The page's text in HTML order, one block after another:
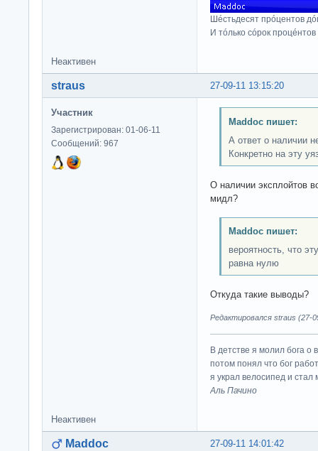
Шéстьдесят прóцентов
И тóлько сóрок
Неактивен
27-09-11 13:15:20
straus
Участник
Зарегистрирован: 01-06-11
Сообщений: 967
Maddoc пишет:
А ответ о наличии
Конкретно на эту
О наличии эксплойтов
мидл?
Maddoc пишет:
вероятность, что
равна нулю
Откуда такие выводы?
Редактировался straus (27-
В детстве я молил бога о
потом понял что бог
я украл велосипед и стал
Аль Пачино
Неактивен
27-09-11 14:01:42
Maddoc